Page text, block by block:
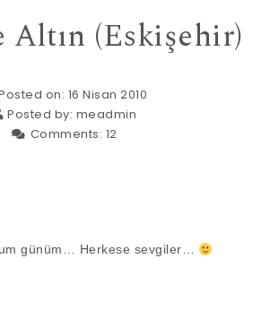
Altın (Eskişehir)
on: 16 Nisan 2010
Posted by: meadmin
Comments: 12
günüm… Herkese sevgiler…